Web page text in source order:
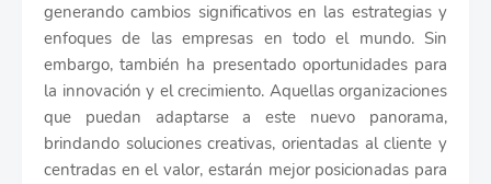
generando cambios significativos en las estrategias y
enfoques de las empresas en todo el mundo. Sin
embargo, también ha presentado oportunidades para
la innovación y el crecimiento. Aquellas organizaciones
que puedan adaptarse a este nuevo panorama,
brindando soluciones creativas, orientadas al cliente y
centradas en el valor, estarán mejor posicionadas para